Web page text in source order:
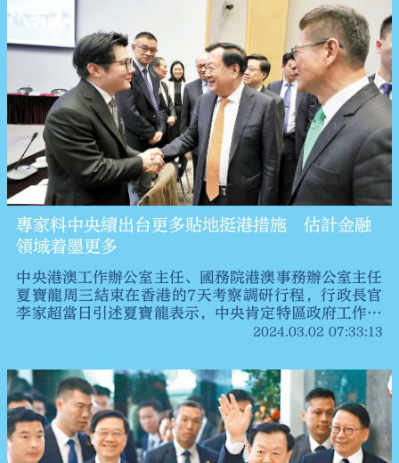
專家料中央續出台更多貼地挺港措施 估計金融
領域着墨更多
中央港澳工作辦公室主任、國務院港澳事務辦公室主任
夏寶龍周三結束在香港的7天考察調研行程，行政長官
李家超當日引述夏寶龍表示，中央肯定特區政府工作，
並會陸續推出更多惠港政策。有香港經濟學者認為，夏
夕，相信是為了更深入地探討和了解香港的情況，以便
更有針對性地對港落實一些措施，對香港往後發展有極
大幫助。有分析則預期中央將繼續出台更多挺港措施，
尤其是香港作為國家的國際金融中心，估計在金融領域
上將有更多着墨。
2024.03.02 07:33:13